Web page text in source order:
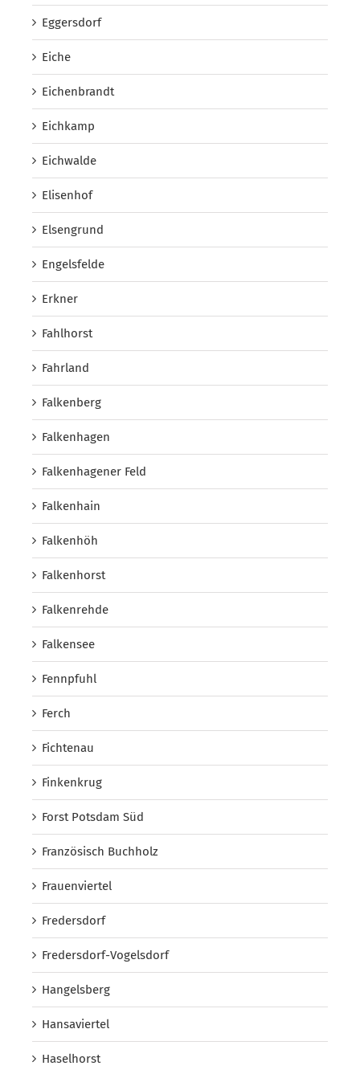
Eggersdorf
Eiche
Eichenbrandt
Eichkamp
Eichwalde
Elisenhof
Elsengrund
Engelsfelde
Erkner
Fahlhorst
Fahrland
Falkenberg
Falkenhagen
Falkenhagener Feld
Falkenhain
Falkenhöh
Falkenhorst
Falkenrehde
Falkensee
Fennpfuhl
Ferch
Fichtenau
Finkenkrug
Forst Potsdam Süd
Französisch Buchholz
Frauenviertel
Fredersdorf
Fredersdorf-Vogelsdorf
Hangelsberg
Hansaviertel
Haselhorst